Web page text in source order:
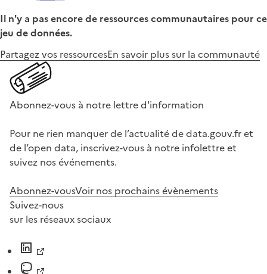
Il n'y a pas encore de ressources communautaires pour ce
jeu de données.
Partagez vos ressourcesEn savoir plus sur la communauté
Abonnez-vous à notre lettre d'information
Pour ne rien manquer de l’actualité de data.gouv.fr et
de l’open data, inscrivez-vous à notre infolettre et
suivez nos événements.
Abonnez-vousVoir nos prochains évènements
Suivez-nous
sur les réseaux sociaux